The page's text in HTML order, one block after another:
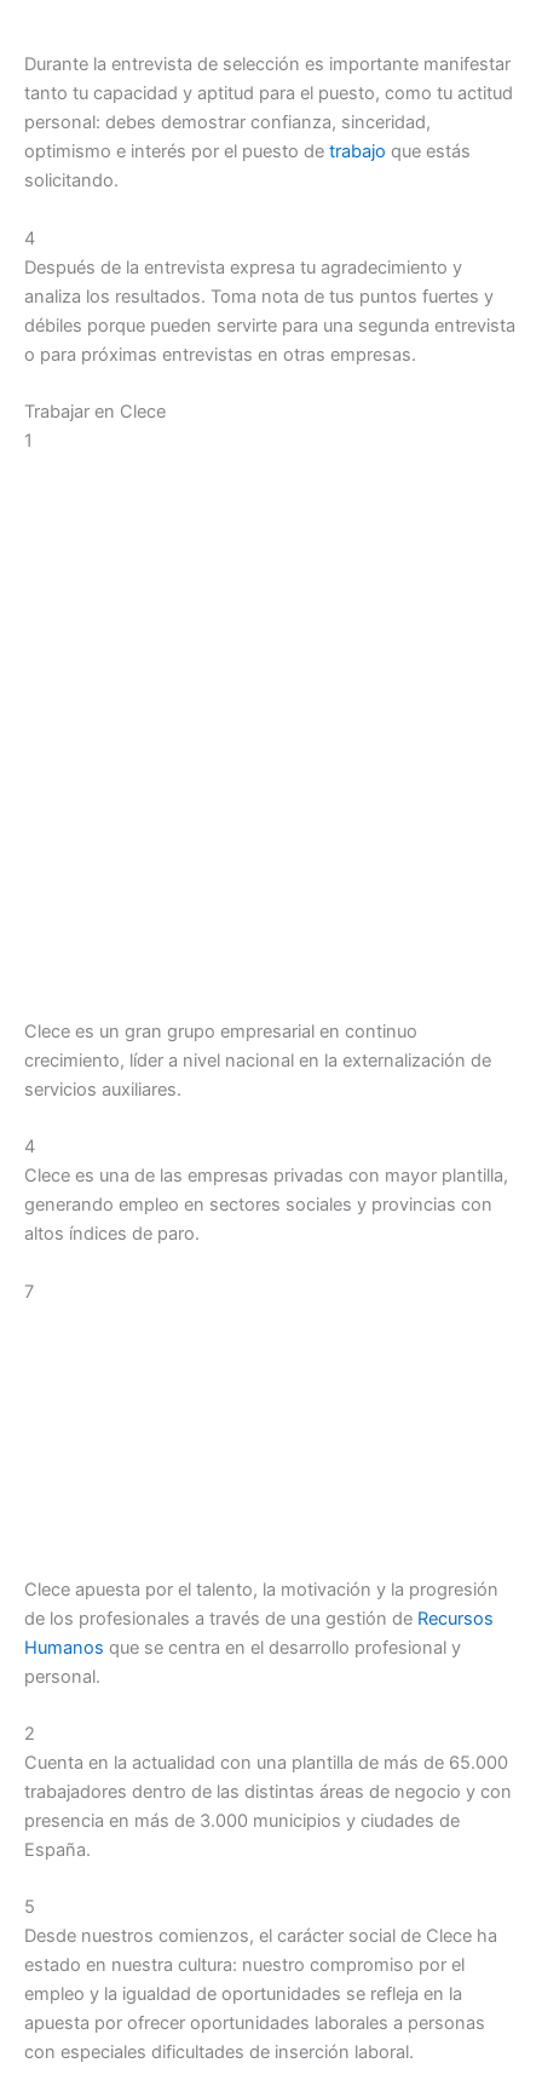
Durante la entrevista de selección es importante manifestar
tanto tu capacidad y aptitud para el puesto, como tu actitud
personal: debes demostrar confianza, sinceridad,
optimismo e interés por el puesto de trabajo que estás
solicitando.
4
Después de la entrevista expresa tu agradecimiento y
analiza los resultados. Toma nota de tus puntos fuertes y
débiles porque pueden servirte para una segunda entrevista
o para próximas entrevistas en otras empresas.
Trabajar en Clece
1
Clece es un gran grupo empresarial en continuo
crecimiento, líder a nivel nacional en la externalización de
servicios auxiliares.
4
Clece es una de las empresas privadas con mayor plantilla,
generando empleo en sectores sociales y provincias con
altos índices de paro.
7
Clece apuesta por el talento, la motivación y la progresión
de los profesionales a través de una gestión de Recursos
Humanos que se centra en el desarrollo profesional y
personal.
2
Cuenta en la actualidad con una plantilla de más de 65.000
trabajadores dentro de las distintas áreas de negocio y con
presencia en más de 3.000 municipios y ciudades de
España.
5
Desde nuestros comienzos, el carácter social de Clece ha
estado en nuestra cultura: nuestro compromiso por el
empleo y la igualdad de oportunidades se refleja en la
apuesta por ofrecer oportunidades laborales a personas
con especiales dificultades de inserción laboral.